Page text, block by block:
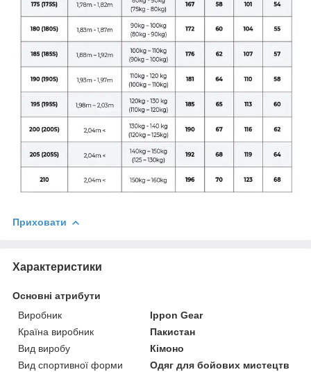
Приховати
Характеристики
Основні атрибути
Виробник
Ippon Gear
Країна виробник
Пакистан
Вид виробу
Кімоно
Вид спортивної форми
Одяг для бойових мистецтв